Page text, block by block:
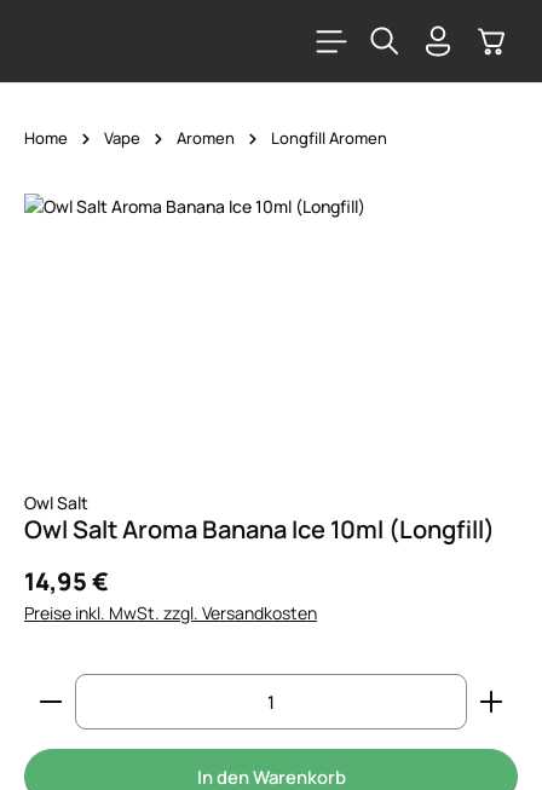
Home Vape Aromen Longfill Aromen
Bildergalerie überspringen
Owl Salt
Owl Salt Aroma Banana Ice 10ml (Longfill)
14,95 €
Preise inkl. MwSt. zzgl. Versandkosten
Produkt Anzahl: Gib den gewünschten Wert
In den Warenkorb